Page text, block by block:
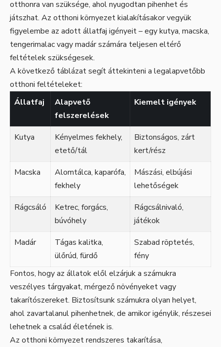
otthonra van szüksége, ahol nyugodtan pihenhet és
játszhat. Az otthoni környezet kialakításakor vegyük
figyelembe az adott állatfaj igényeit – egy kutya, macska,
tengerimalac vagy madár számára teljesen eltérő
feltételek szükségesek.
A következő táblázat segít áttekinteni a legalapvetőbb
otthoni feltételeket:
Állatfaj
Alapvető
felszerelések
Kiemelt igények
Kutya
Kényelmes fekhely,
etető/tál
Biztonságos, zárt
kert/rész
Macska
Alomtálca, kaparófa,
fekhely
Mászási, elbújási
lehetőségek
Rágcsáló
Ketrec, forgács,
búvóhely
Rágcsálnivaló,
játékok
Madár
Tágas kalitka,
ülőrúd, fürdő
Szabad röptetés,
fény
Fontos, hogy az állatok elől elzárjuk a számukra
veszélyes tárgyakat, mérgező növényeket vagy
takarítószereket. Biztosítsunk számukra olyan helyet,
ahol zavartalanul pihenhetnek, de amikor igénylik, részesei
lehetnek a család életének is.
Az otthoni környezet rendszeres takarítása,